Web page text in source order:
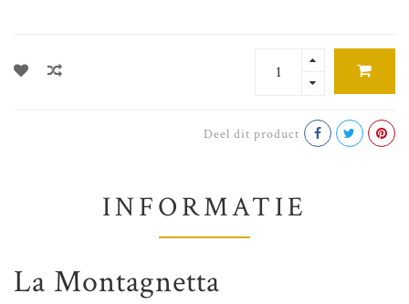
Deel dit product
INFORMATIE
La Montagnetta